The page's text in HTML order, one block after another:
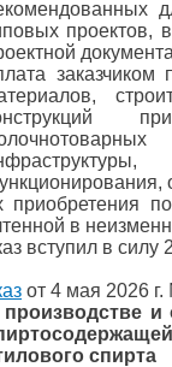
проектов,
заказчиком
приобретения
в
вступил в силу
от 4 мая 2026
и
спирта